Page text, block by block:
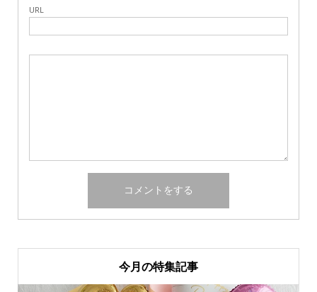
URL
今月の特集記事